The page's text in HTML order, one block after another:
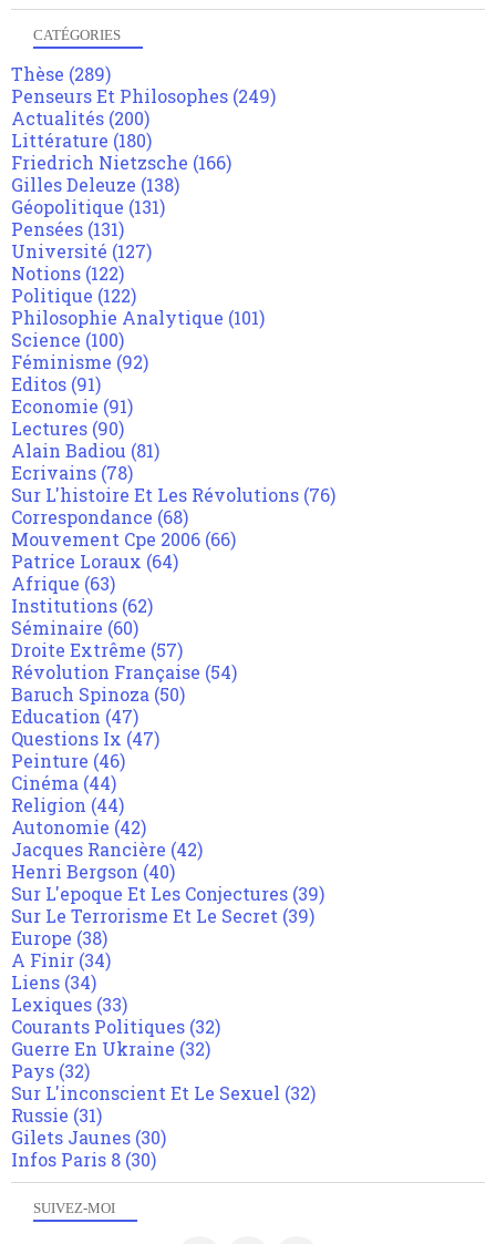
SUIVEZ-MOI
CATÉGORIES
Thèse (289)
Penseurs Et Philosophes (249)
Actualités (200)
Littérature (180)
Friedrich Nietzsche (166)
Gilles Deleuze (138)
Géopolitique (131)
Pensées (131)
Université (127)
Notions (122)
Politique (122)
Philosophie Analytique (101)
Science (100)
Féminisme (92)
Editos (91)
Economie (91)
Lectures (90)
Alain Badiou (81)
Ecrivains (78)
Sur L'histoire Et Les Révolutions (76)
Correspondance (68)
Mouvement Cpe 2006 (66)
Patrice Loraux (64)
Afrique (63)
Institutions (62)
Séminaire (60)
Droite Extrême (57)
Révolution Française (54)
Baruch Spinoza (50)
Education (47)
Questions Ix (47)
Peinture (46)
Cinéma (44)
Religion (44)
Autonomie (42)
Jacques Rancière (42)
Henri Bergson (40)
Sur L'epoque Et Les Conjectures (39)
Sur Le Terrorisme Et Le Secret (39)
Europe (38)
A Finir (34)
Liens (34)
Lexiques (33)
Courants Politiques (32)
Guerre En Ukraine (32)
Pays (32)
Sur L'inconscient Et Le Sexuel (32)
Russie (31)
Gilets Jaunes (30)
Infos Paris 8 (30)